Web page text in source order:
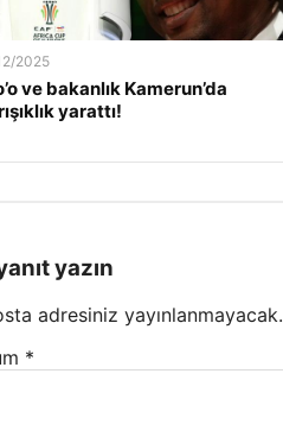
2025
ve bakanlık Kamerun’da
yarattı!
yazın
adresiniz yayınlanmayacak.
*